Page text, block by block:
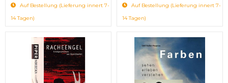
Auf Bestellung (Lieferung innert 7-
14 Tagen)
Auf Bestellung (Lieferung innert 7-
14 Tagen)